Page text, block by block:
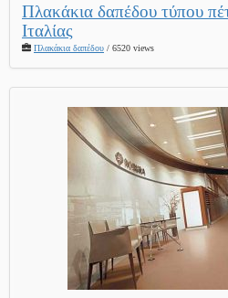
Πλακάκια δαπέδου τύπου
Ιταλίας
Πλακάκια δαπέδου / 6520 views